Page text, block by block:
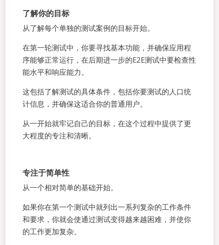
了解你的目标
从了解每个单独的测试案例的目标开始。
在第一轮测试中，你要寻找基本功能，并确保应用程
序能够正常运行，在后期进一步的E2E测试中要检查性
能水平和响应能力。
这包括了解测试的具体条件，包括你要测试的人口统
计信息，并确保这适合你的普通用户。
从一开始就牢记自己的目标，在这个过程中提供了更
大程度的专注和清晰。
专注于简单性
从一个相对简单的基础开始。
如果你在第一个测试中就列出一系列复杂的工作条件
和要求，你就会使通过测试变得越来越困难，并使你
的工作更加复杂。